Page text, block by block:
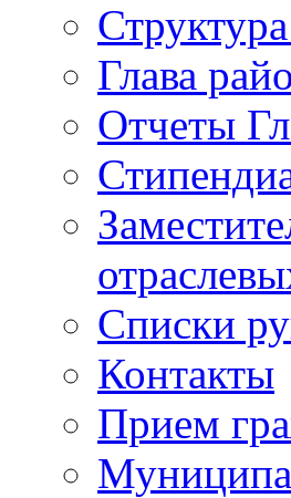
Глава
Отчеты
Списки
Контакты
Прием